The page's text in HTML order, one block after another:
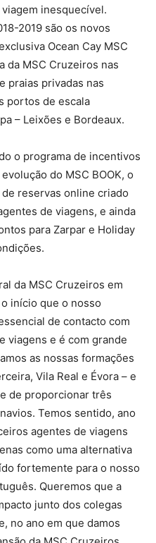
inesquecível.
2019 são os novos
Ocean Cay MSC
da MSC Cruzeiros nas
praias privadas nas
portos de escala
– Leixões e Bordeaux.
o programa de incentivos
do MSC BOOK, o
reservas online criado
de viagens, e ainda
para Zarpar e Holiday
da MSC Cruzeiros em
início que o nosso
de contacto com
viagens e é com grande
as nossas formações
Vila Real e Évora – e
de proporcionar três
Temos sentido, ano
agentes de viagens
como uma alternativa
fortemente para o nosso
Queremos que a
junto dos colegas
no ano em que damos